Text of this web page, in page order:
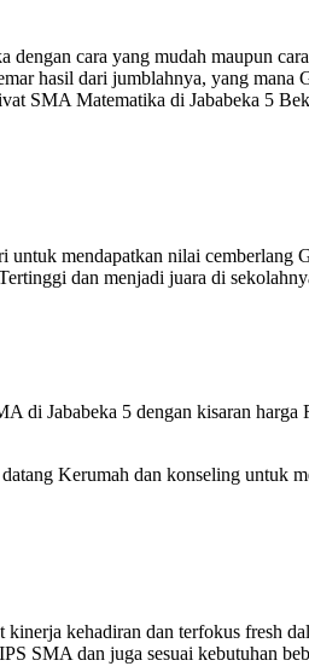
cara yang mudah maupun
hasil dari jumblahnya, yang
SMA Matematika di Jababeka 5
mendapatkan nilai cemberlang
dan menjadi juara di
di Jababeka 5 dengan kisaran harga
Kerumah dan konseling untuk
kehadiran dan terfokus fresh
SMA dan juga sesuai kebutuhan